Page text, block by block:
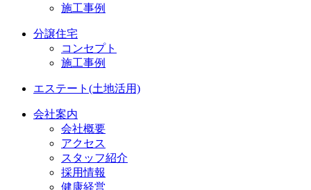
施工事例
分譲住宅
コンセプト
施工事例
エステート(土地活用)
会社案内
会社概要
アクセス
スタッフ紹介
採用情報
健康経営